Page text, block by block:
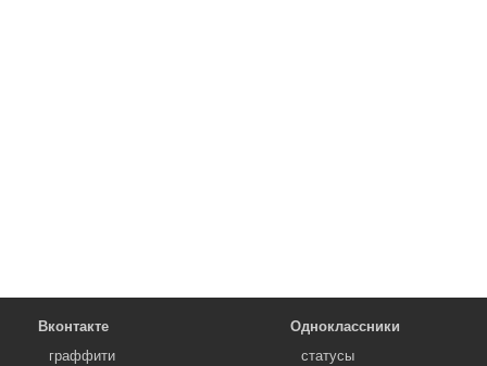
Вконтакте
граффити
Одноклассники
статусы